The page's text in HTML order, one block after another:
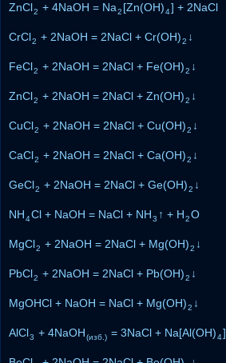
ZnCl2 + 4NaOH = Na2 [Zn(OH)4] + 2NaCl
CrCl2 + 2NaOH = 2NaCl + Cr(OH)2 ↓
FeCl2 + 2NaOH = 2NaCl + Fe(OH)2 ↓
ZnCl2 + 2NaOH = 2NaCl + Zn(OH)2 ↓
CuCl2 + 2NaOH = 2NaCl + Cu(OH)2 ↓
CaCl2 + 2NaOH = 2NaCl + Ca(OH)2 ↓
GeCl2 + 2NaOH = 2NaCl + Ge(OH)2 ↓
NH4Cl + NaOH = NaCl + NH3 ↑ + H2O
MgCl2 + 2NaOH = 2NaCl + Mg(OH)2 ↓
PbCl2 + 2NaOH = 2NaCl + Pb(OH)2 ↓
MgOHCl + NaOH = NaCl + Mg(OH)2 ↓
AlCl3 + 4NaOH(изб.) = 3NaCl + Na[Al(OH)4]